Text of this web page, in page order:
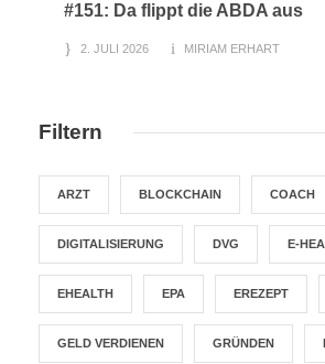
#151: Da flippt die ABDA aus
2. JULI 2026 MIRIAM ERHART
Filtern
ARZT BLOCKCHAIN COACH
DIGITALISIERUNG DVG E-
EHEALTH EPA EREZEPT
GELD VERDIENEN GRÜNDEN